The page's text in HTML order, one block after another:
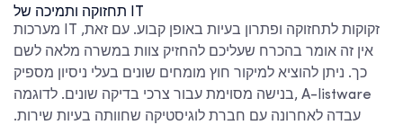
מערכות IT זקוקות לתחזוקה ופתרון בעיות באופן קבוע. עם זאת,
אין זה אומר בהכרח שעליכם להחזיק צוות במשרה מלאה לשם
כך. ניתן להוציא למיקור חוץ מומחים שונים בעלי ניסיון מספיק
בנישה מסוימת עבור צרכי בדיקה שונים. לדוגמה, A-listware
עבדה לאחרונה עם חברת לוגיסטיקה שחוותה בעיות שירות.